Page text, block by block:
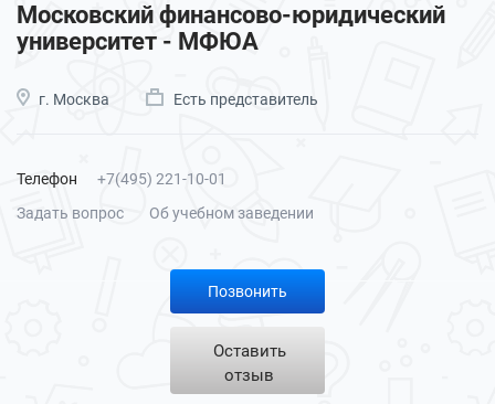
Московский финансово-юридический
университет - МФЮА
г. Москва Есть представитель
Телефон
+7(495) 221-10-01
Задать вопрос
Об учебном заведении
Позвонить
Оставить
отзыв